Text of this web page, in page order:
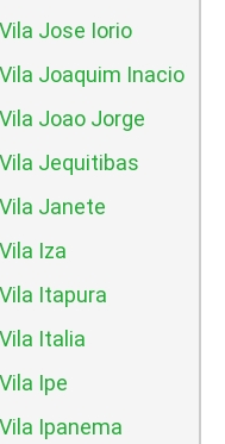
Jose Iorio
Joaquim Inacio
Joao Jorge
Jequitibas
Janete
Iza
Itapura
Italia
Ipe
Ipanema